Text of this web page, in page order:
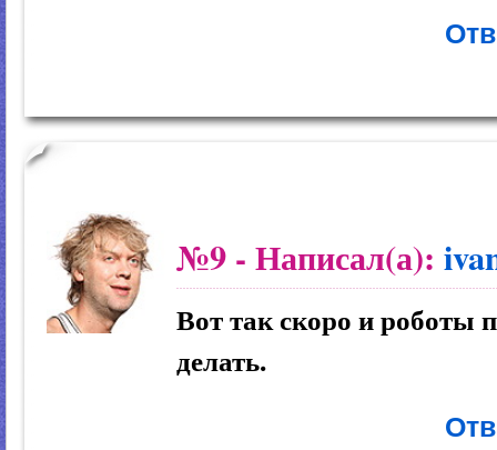
№9 - Написал(а):
Вот так скоро и роботы
делать.